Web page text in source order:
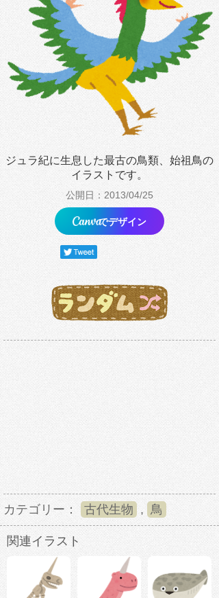
ジュラ紀に生息した最古の鳥類、始祖鳥の
イラストです。
公開日：2013/04/25
でデザイン
カテゴリー： 古代生物 , 鳥
関連イラスト